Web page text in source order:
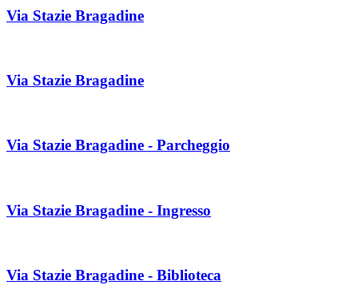
Via Stazie Bragadine
Via Stazie Bragadine
Via Stazie Bragadine - Parcheggio
Via Stazie Bragadine - Ingresso
Via Stazie Bragadine - Biblioteca